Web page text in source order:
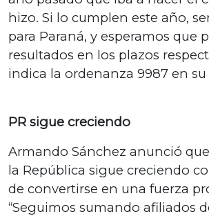
hizo. Si lo cumplen este año,
para Paraná, y esperamos que
resultados en los plazos
indica la ordenanza 9987 en su
PR sigue creciendo
Armando Sánchez anunció
la República sigue creciendo
de convertirse en una fuerza
“Seguimos sumando afiliados